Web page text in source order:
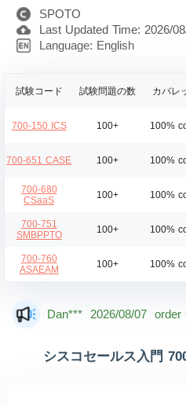
SPOTO
Last Updated Time: 2026/
Language: English
試験コード 試験問題の数 カバレ
700-150 ICS 100+ 100%
700-651 CASE 100+ 100%
700-680
CSaaS
100+ 100%
700-751
SMBPPTO
100+ 100%
700-760
ASAEAM
100+ 100%
Dan*** 2026/08/07 order
シスコセールス入門